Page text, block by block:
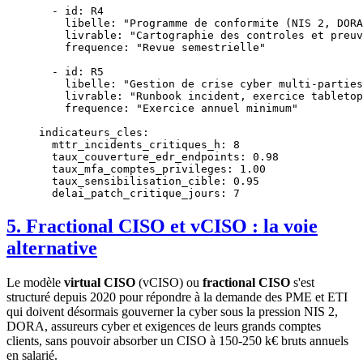
  -
id : R4
    libelle
:
"Programme de conformite (NIS 2,
    livrable
:
"Cartographie des controles et
    frequence
:
"Revue semestrielle"
  -
id : R5
    libelle
:
"Gestion de crise cyber multi-
    livrable
:
"Runbook incident, exercice
    frequence
:
"Exercice annuel minimum"
indicateurs_cles :
  mttr_incidents_critiques_h
: 8
  taux_couverture_edr_endpoints
: 0.98
  taux_mfa_comptes_privileges
: 1.00
  taux_sensibilisation_cible
: 0.95
  delai_patch_critique_jours
: 7
5. Fractional CISO et vCISO : la voie
alternative
Le modèle virtual CISO (vCISO) ou fractional CISO s'est
structuré depuis 2020 pour répondre à la demande des PME et ETI
qui doivent désormais gouverner la cyber sous la pression NIS 2,
DORA, assureurs cyber et exigences de leurs grands comptes
clients, sans pouvoir absorber un CISO à 150-250 k€ bruts annuels
en salarié.